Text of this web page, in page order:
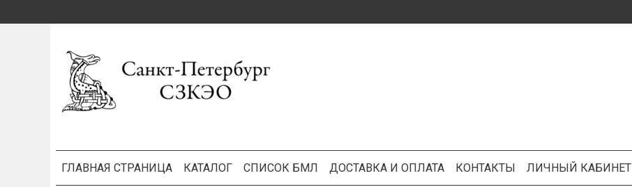
ГЛАВНАЯ СТРАНИЦА КАТАЛОГ СПИСОК БМЛ ДОСТАВКА И ОПЛАТА КОНТАКТЫ ЛИЧНЫЙ КАБИНЕТ